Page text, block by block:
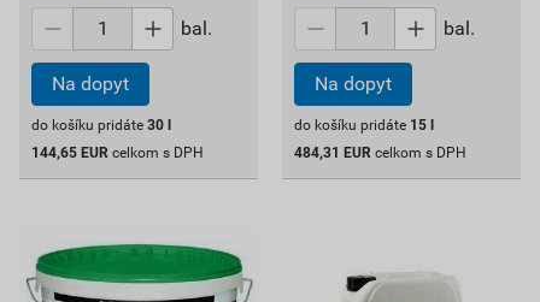
bal.
Na dopyt
do košíku pridáte 30
144,65 EUR celkom s DPH
bal.
Na dopyt
do košíku pridáte 15
484,31 EUR celkom s DPH